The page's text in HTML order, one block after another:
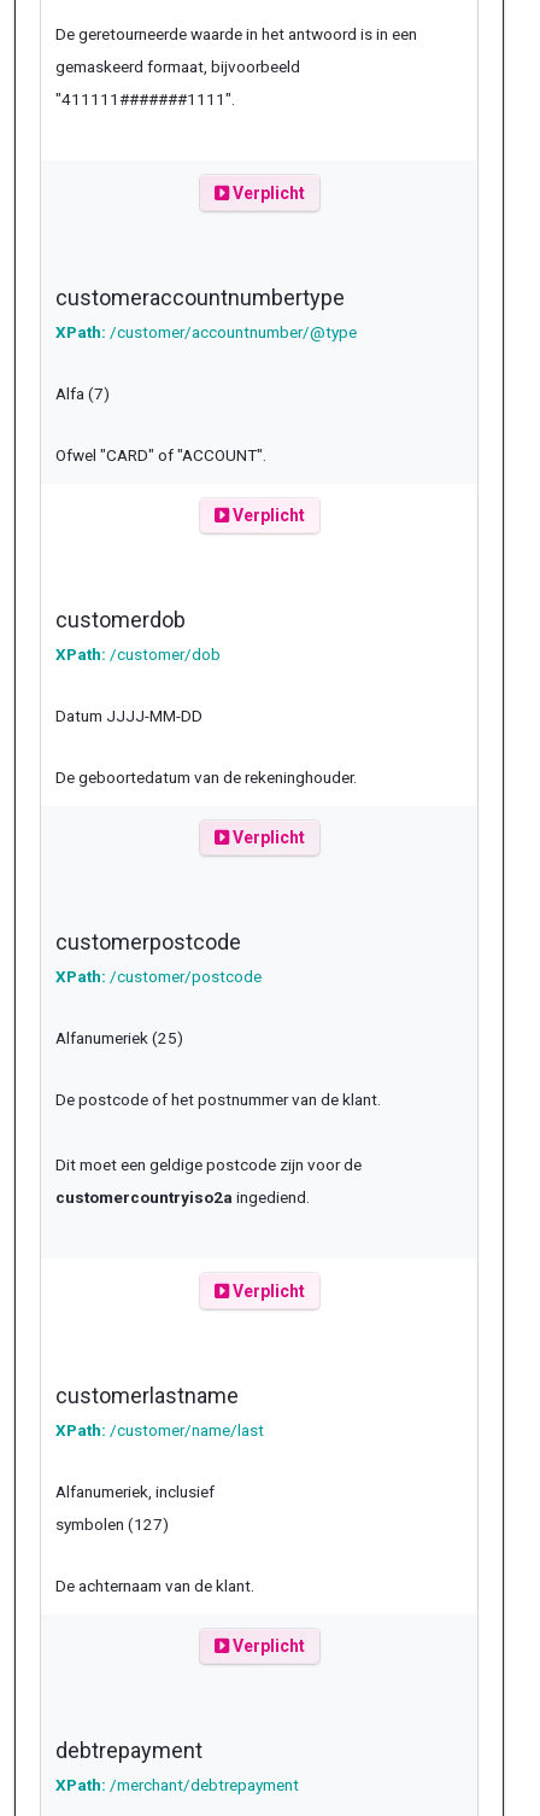
De geretourneerde waarde in het antwoord is in een
gemaskeerd formaat, bijvoorbeeld
"411111#######1111".
Verplicht
customeraccountnumbertype
XPath: /customer/accountnumber/@type
Alfa (7)
Ofwel "CARD" of "ACCOUNT".
Verplicht
customerdob
XPath: /customer/dob
Datum JJJJ-MM-DD
De geboortedatum van de rekeninghouder.
Verplicht
customerpostcode
XPath: /customer/postcode
Alfanumeriek (25)
De postcode of het postnummer van de klant.
Dit moet een geldige postcode zijn voor de
customercountryiso2a ingediend.
Verplicht
customerlastname
XPath: /customer/name/last
Alfanumeriek, inclusief
symbolen (127)
De achternaam van de klant.
Verplicht
debtrepayment
XPath: /merchant/debtrepayment